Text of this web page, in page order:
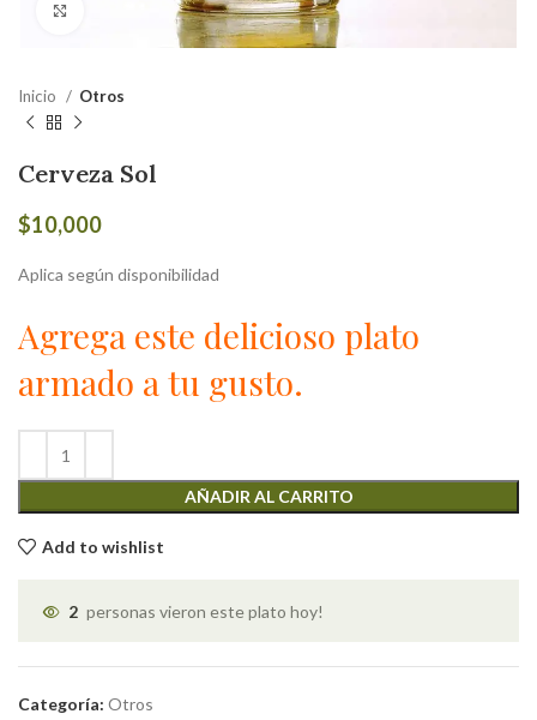
Click to enlarge
Inicio Otros
Cerveza Sol
$10,000
Aplica según disponibilidad
Agrega este delicioso plato
armado a tu gusto.
AÑADIR AL CARRITO
Add to wishlist
2 personas vieron este plato hoy!
Categoría: Otros